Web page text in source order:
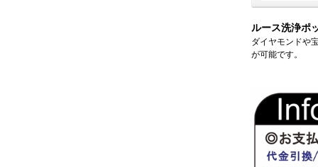
ルース洗浄ポ
ダイヤモンドや
が可能です。